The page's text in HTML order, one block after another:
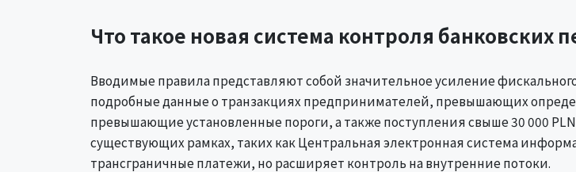
Что такое новая система контроля банковских
Вводимые правила представляют собой значительное усиление
подробные данные о транзакциях предпринимателей, превышающих
превышающие установленные пороги, а также поступления свыше 30 000
существующих рамках, таких как Центральная электронная система
трансграничные платежи, но расширяет контроль на внутренние потоки.